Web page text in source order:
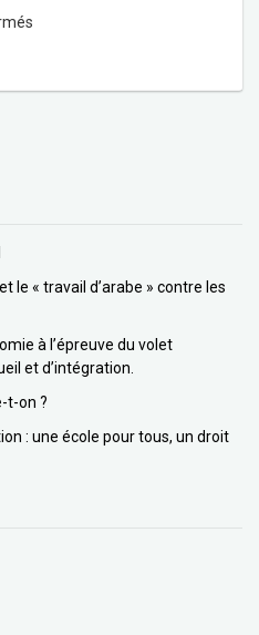
le « travail d’arabe » contre les
à l’épreuve du volet
et d’intégration.
t-on ?
: une école pour tous, un droit